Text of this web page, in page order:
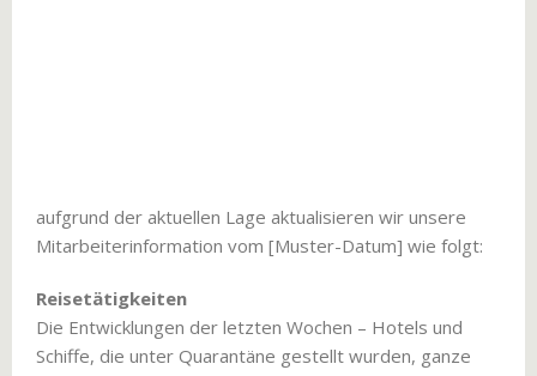
aufgrund der aktuellen Lage aktualisieren wir unsere
Mitarbeiterinformation vom [Muster-Datum] wie folgt:
Reisetätigkeiten
Die Entwicklungen der letzten Wochen – Hotels und
Schiffe, die unter Quarantäne gestellt wurden, ganze